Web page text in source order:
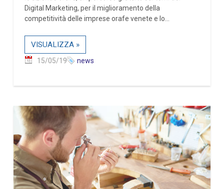
Digital Marketing, per il miglioramento della
competitività delle imprese orafe venete e lo...
VISUALIZZA »
15/05/19 news